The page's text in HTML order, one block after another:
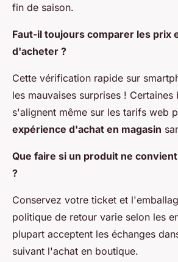
fin de saison.
Faut-il toujours comparer les prix
d'acheter ?
Cette vérification rapide sur
les mauvaises surprises ! Certaines
s'alignent même sur les tarifs web
expérience d'achat en magasin
Que faire si un produit ne
?
Conservez votre ticket et
politique de retour varie selon les
plupart acceptent les échanges
suivant l'achat en boutique.